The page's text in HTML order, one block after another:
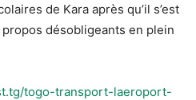
de Kara après qu’il s’est
désobligeants en plein
togo-transport-laeroport-